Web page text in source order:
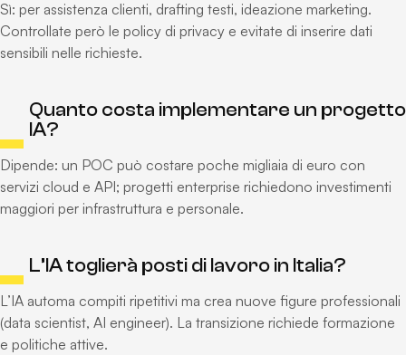
Sì: per assistenza clienti, drafting testi, ideazione marketing.
Controllate però le policy di privacy e evitate di inserire dati
sensibili nelle richieste.
Quanto costa implementare un progetto
IA?
Dipende: un POC può costare poche migliaia di euro con
servizi cloud e API; progetti enterprise richiedono investimenti
maggiori per infrastruttura e personale.
L’IA toglierà posti di lavoro in Italia?
L’IA automa compiti ripetitivi ma crea nuove figure professionali
(data scientist, AI engineer). La transizione richiede formazione
e politiche attive.